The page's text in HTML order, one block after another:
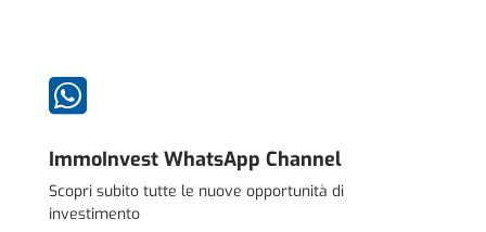

ImmoInvest WhatsApp Channel
Scopri subito tutte le nuove opportunità di
investimento